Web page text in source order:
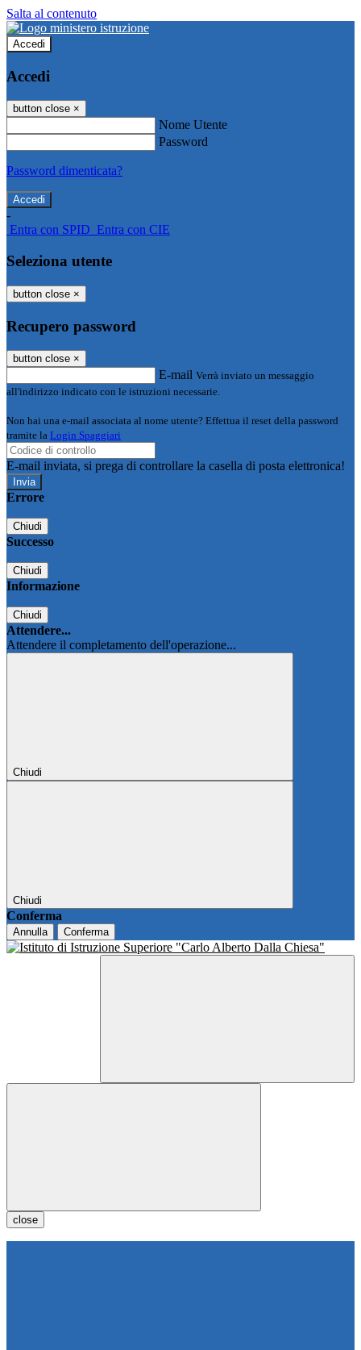
Salta al contenuto
Accedi
Accedi
button close ×
Nome Utente
Password
Password dimenticata?
-
Entra con SPID Entra con CIE
Seleziona utente
button close ×
Recupero password
button close ×
E-mail Verrà inviato un messaggio
all'indirizzo indicato con le istruzioni necessarie.
Non hai una e-mail associata al nome utente? Effettua il reset della password
tramite la Login Spaggiari
E-mail inviata, si prega di controllare la casella di posta elettronica!
Errore
Chiudi
Successo
Chiudi
Informazione
Chiudi
Attendere...
Attendere il completamento dell'operazione...
Chiudi
Chiudi
Conferma
Annulla Conferma
close